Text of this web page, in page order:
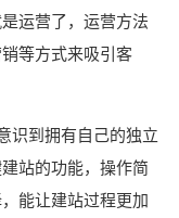
运营了，运营方法
等方式来吸引客
识到拥有自己的独立
站的功能，操作简
能让建站过程更加